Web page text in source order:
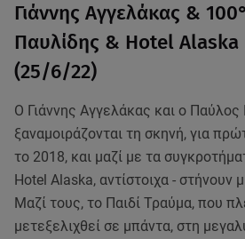
Γιάννης Αγγελάκας &
Παυλίδης & Hotel
(25/6/22)
Ο Γιάννης Αγγελάκας και ο Παύλος
ξαναμοιράζονται τη σκηνή, για
το 2018, και μαζί με τα
Hotel Alaska, αντίστοιχα - στήνουν
Μαζί τους, το Παιδί Τραύμα, που
μετεξελιχθεί σε μπάντα, στη